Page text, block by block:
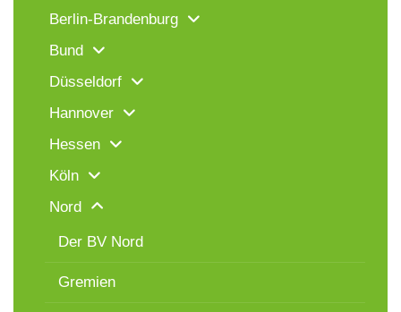
Berlin-Brandenburg
Bund
Düsseldorf
Hannover
Hessen
Köln
Nord
Der BV Nord
Gremien